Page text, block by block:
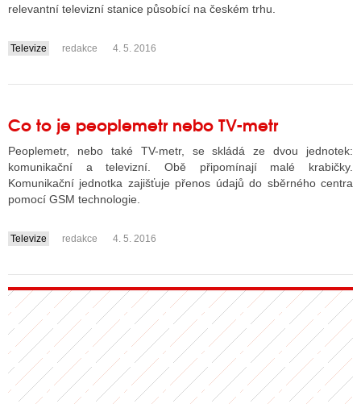
relevantní televizní stanice působící na českém trhu.
....
Televize redakce 4. 5. 2016
Co to je peoplemetr nebo TV-metr
Peoplemetr, nebo také TV-metr, se skládá ze dvou jednotek:
komunikační a televizní. Obě připomínají malé krabičky.
Komunikační jednotka zajišťuje přenos údajů do sběrného centra
pomocí GSM technologie.
....
Televize redakce 4. 5. 2016